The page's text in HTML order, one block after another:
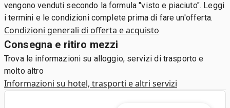
vengono venduti secondo la formula "visto e piaciuto". Leggi
i termini e le condizioni complete prima di fare un'offerta.
Condizioni generali di offerta e acquisto
Consegna e ritiro mezzi
Trova le informazioni su alloggio, servizi di trasporto e
molto altro
Informazioni su hotel, trasporti e altri servizi